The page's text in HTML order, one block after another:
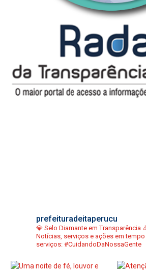
prefeituradeitaperucu
💎 Selo Diamante em Transparência
Notícias, serviços e ações em tempo
serviços: #CuidandoDaNossaGente